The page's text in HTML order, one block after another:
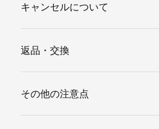
キャンセルについて
返品・交換
その他の注意点